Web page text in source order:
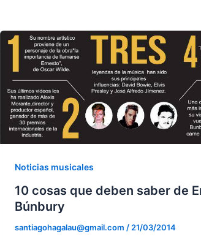
Noticias musicales
10 cosas que deben saber de
Búnbury
santiagohagalau@gmail.com / 21/03/2014